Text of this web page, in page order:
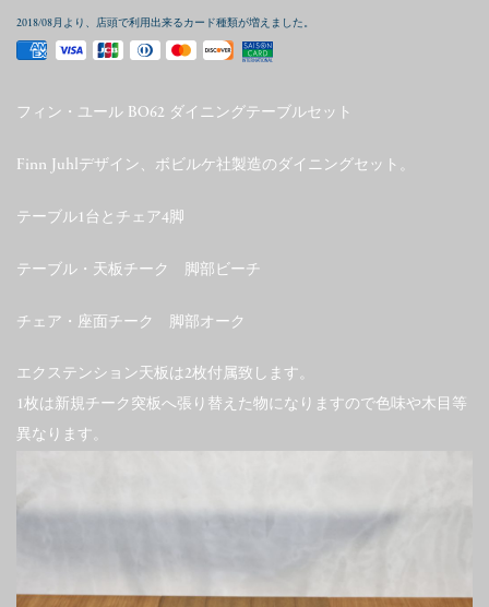
2018/08月より、店頭で利用出来るカード種類が増えました。
フィン・ユール BO62 ダイニングテーブルセット
Finn Juhlデザイン、ボビルケ社製造のダイニングセット。
テーブル1台とチェア4脚
テーブル・天板チーク 脚部ビーチ
チェア・座面チーク 脚部オーク
エクステンション天板は2枚付属致します。
1枚は新規チーク突板へ張り替えた物になりますので色味や木目等
異なります。